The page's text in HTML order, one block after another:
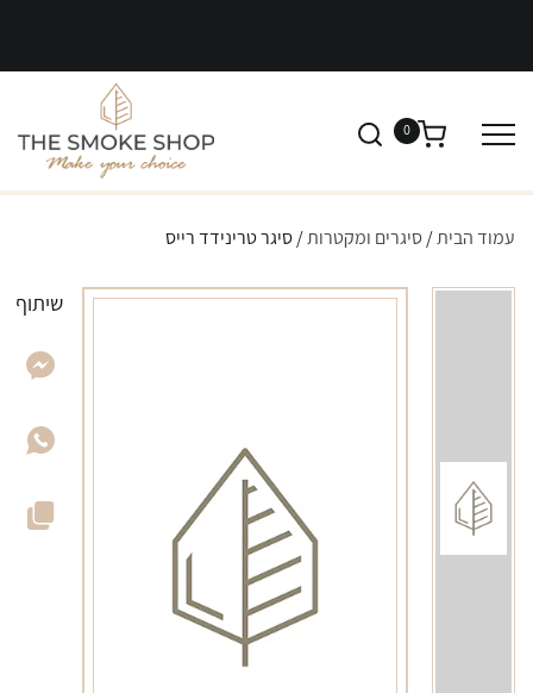
0
עמוד הבית/סיגרים ומקטרות/ סיגר טרינידד רייס
שיתוף